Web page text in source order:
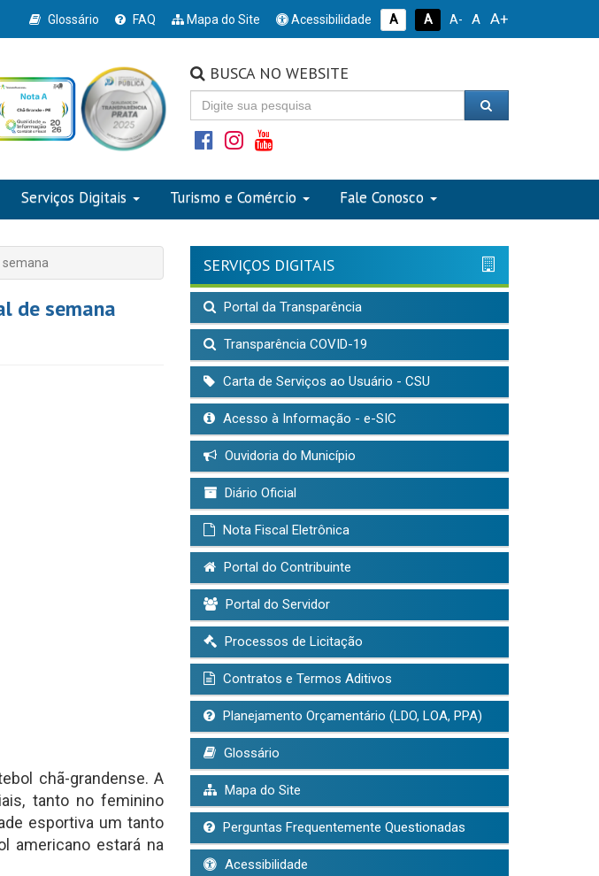
Glossário FAQ Mapa do Site Acessibilidade A A A- A A+
BUSCA NO WEBSITE
Serviços Digitais Turismo e Comércio Fale Conosco
semana
de semana
chã-grandense. A
tanto no feminino
esportiva um tanto
americano estará na
SERVIÇOS DIGITAIS
Portal da Transparência
Transparência COVID-19
Carta de Serviços ao Usuário - CSU
Acesso à Informação - e-SIC
Ouvidoria do Município
Diário Oficial
Nota Fiscal Eletrônica
Portal do Contribuinte
Portal do Servidor
Processos de Licitação
Contratos e Termos Aditivos
Planejamento Orçamentário (LDO, LOA, PPA)
Glossário
Mapa do Site
Perguntas Frequentemente Questionadas
Acessibilidade